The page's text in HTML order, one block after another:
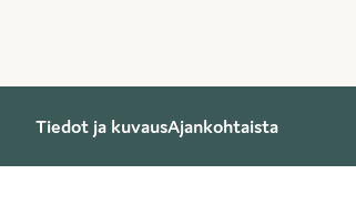
Tiedot ja kuvausAjankohtaista